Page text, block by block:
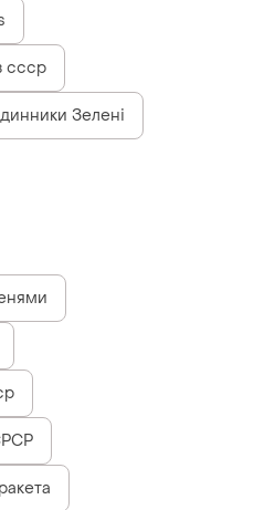
ссср
Зелені